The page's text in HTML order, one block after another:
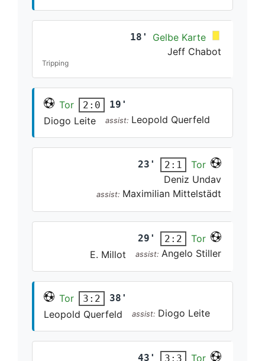
18'
Gelbe Karte
Jeff Chabot
Tripping
Tor 2:0 19'
Diogo Leite assist: Leopold Querfeld
23' 2:1
Tor
Deniz Undav
assist: Maximilian Mittelstädt
29' 2:2
Tor
E. Millot
assist: Angelo Stiller
Tor 3:2 38'
Leopold Querfeld assist: Diogo Leite
43' 3:3 Tor